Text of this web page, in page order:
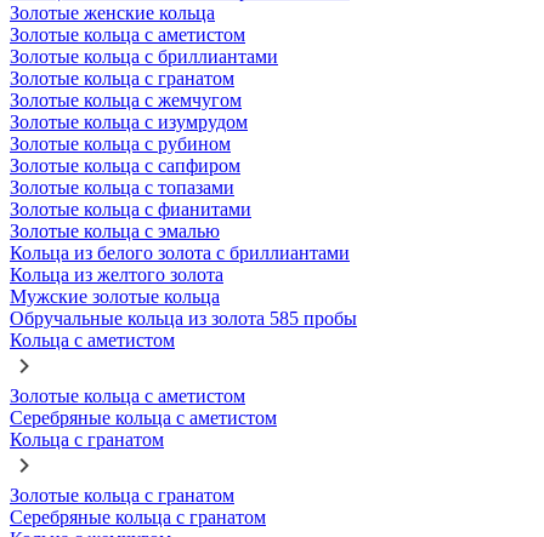
Золотые женские кольца
Золотые кольца с аметистом
Золотые кольца с бриллиантами
Золотые кольца с гранатом
Золотые кольца с жемчугом
Золотые кольца с изумрудом
Золотые кольца с рубином
Золотые кольца с сапфиром
Золотые кольца с топазами
Золотые кольца с фианитами
Золотые кольца с эмалью
Кольца из белого золота с бриллиантами
Кольца из желтого золота
Мужские золотые кольца
Обручальные кольца из золота 585 пробы
Кольца с аметистом
Золотые кольца с аметистом
Серебряные кольца с аметистом
Кольца с гранатом
Золотые кольца с гранатом
Серебряные кольца с гранатом